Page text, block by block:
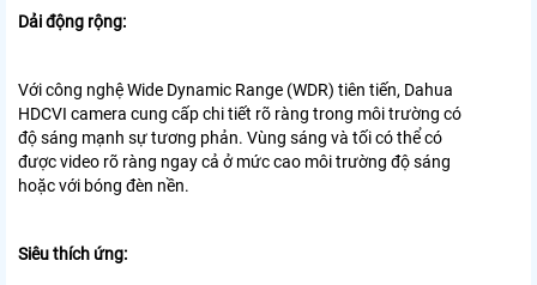
Dải động rộng:
Với công nghệ Wide Dynamic Range (WDR) tiên tiến, Dahua
HDCVI camera cung cấp chi tiết rõ ràng trong môi trường có
độ sáng mạnh sự tương phản. Vùng sáng và tối có thể có
được video rõ ràng ngay cả ở mức cao môi trường độ sáng
hoặc với bóng đèn nền.
Siêu thích ứng: